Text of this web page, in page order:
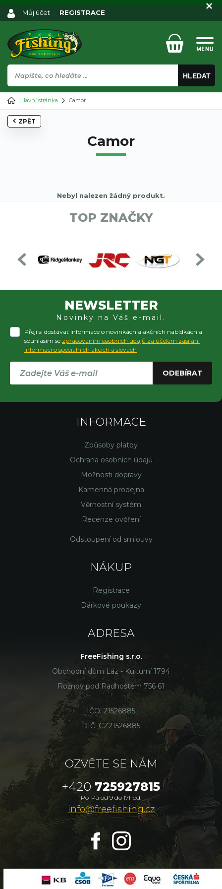
HLEDAT
Můj účet REGISTRACE
Hlavní stránka Camor
ZPĚT
Camor
Nebyl nalezen žádný produkt.
TOP ZNAČKY
NEWSLETTER
Novinky na Váš e-mail.
Přeji si dostávat informace o novinkách a akčních nabídkách a
souhlasím se zpracováním osobních údajů za účelem zasílání
informací o speciálních akcích a slevách
ODEBÍRAT
INFORMACE
Způsoby platby
Ochrana osobních údajů
Možnosti dopravy
Kamenná prodejna
Věrnostní systém
Recenze ověření
Odstoupení od smlouvy
NÁKUP
Registrace
Dárkové poukazy
ADRESA
FreeFishing s.r.o.
Obchodní dům Láz - Kulturní 1794
Rožnov pod Radhoštěm 756 61
IČO: 21526885
DIČ: CZ21526885
OZVĚTE SE NÁM
+420 725927815
Po-Pá od 9 do 17hod.
info@freefishing.cz